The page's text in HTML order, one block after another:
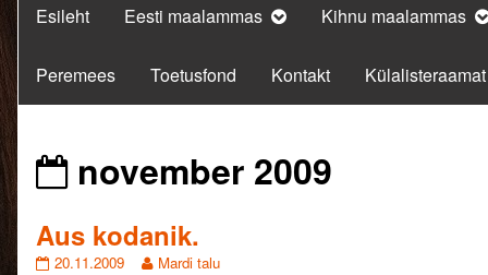
Esileht Eesti maalammas Kihnu maalammas
Peremees Toetusfond Kontakt Külalisteraamat
Posts
from
november 2009
Aus kodanik.
Aus
20.11.2009
Read
Mardi talu